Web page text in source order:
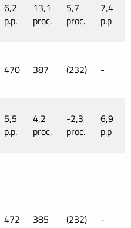
6,2
p.p.
13,1
proc.
5,7
proc.
7,4
p.p
470 387 (232) -
5,5
p.p.
4,2
proc.
-2,3
proc.
6,9
p.p
472 385 (232) -